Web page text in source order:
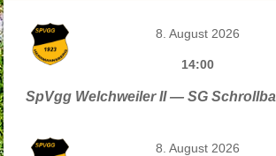
8. August 2026
14:00
SpVgg Welchweiler II — SG
8. August 2026